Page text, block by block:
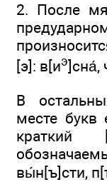
2. После
[э]: в[иэ]сна́,
В
месте букв
краткий
вы́н[ъ]сти,